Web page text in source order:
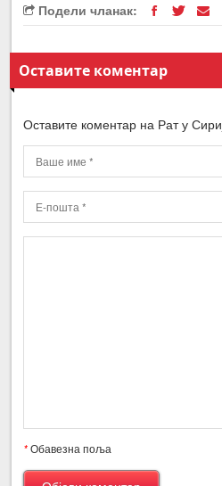
Подели чланак:
Оставите коментар
Оставите коментар на Рат у
*Обавезна поља